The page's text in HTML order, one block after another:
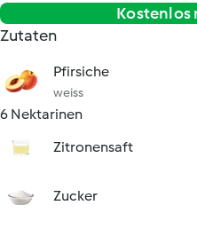
Kostenlos
Zutaten
Pfirsiche
weiss
6 Nektarinen
Zitronensaft
Zucker